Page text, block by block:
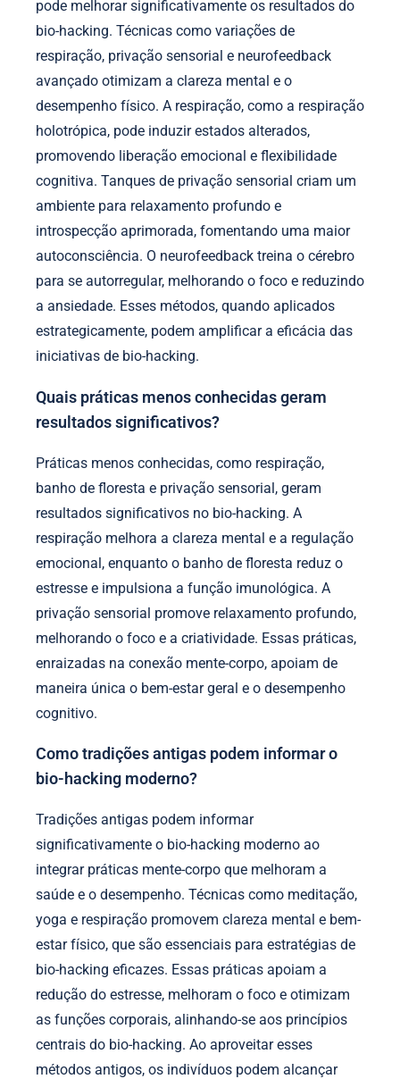
pode melhorar significativamente os resultados do
bio-hacking. Técnicas como variações de
respiração, privação sensorial e neurofeedback
avançado otimizam a clareza mental e o
desempenho físico. A respiração, como a respiração
holotrópica, pode induzir estados alterados,
promovendo liberação emocional e flexibilidade
cognitiva. Tanques de privação sensorial criam um
ambiente para relaxamento profundo e
introspecção aprimorada, fomentando uma maior
autoconsciência. O neurofeedback treina o cérebro
para se autorregular, melhorando o foco e reduzindo
a ansiedade. Esses métodos, quando aplicados
estrategicamente, podem amplificar a eficácia das
iniciativas de bio-hacking.
Quais práticas menos conhecidas geram
resultados significativos?
Práticas menos conhecidas, como respiração,
banho de floresta e privação sensorial, geram
resultados significativos no bio-hacking. A
respiração melhora a clareza mental e a regulação
emocional, enquanto o banho de floresta reduz o
estresse e impulsiona a função imunológica. A
privação sensorial promove relaxamento profundo,
melhorando o foco e a criatividade. Essas práticas,
enraizadas na conexão mente-corpo, apoiam de
maneira única o bem-estar geral e o desempenho
cognitivo.
Como tradições antigas podem informar o
bio-hacking moderno?
Tradições antigas podem informar
significativamente o bio-hacking moderno ao
integrar práticas mente-corpo que melhoram a
saúde e o desempenho. Técnicas como meditação,
yoga e respiração promovem clareza mental e bem-
estar físico, que são essenciais para estratégias de
bio-hacking eficazes. Essas práticas apoiam a
redução do estresse, melhoram o foco e otimizam
as funções corporais, alinhando-se aos princípios
centrais do bio-hacking. Ao aproveitar esses
métodos antigos, os indivíduos podem alcançar